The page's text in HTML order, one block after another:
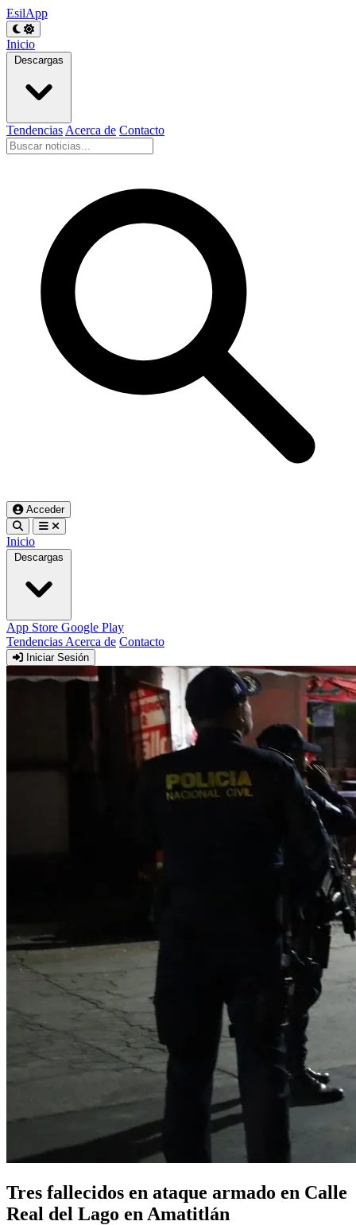
EsilApp
Inicio
Descargas
Tendencias Acerca de Contacto
Acceder
Inicio
Descargas
App Store Google Play
Tendencias Acerca de Contacto
Iniciar Sesión
Tres fallecidos en ataque armado en Calle
Real del Lago en Amatitlán